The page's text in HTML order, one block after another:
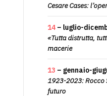
Cesare Cases:
14 – luglio-
«Tutta distrutta,
macerie
13 – gennaio-
1923-2023: Rocco
futuro